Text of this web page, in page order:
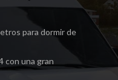
para dormir de
con una gran